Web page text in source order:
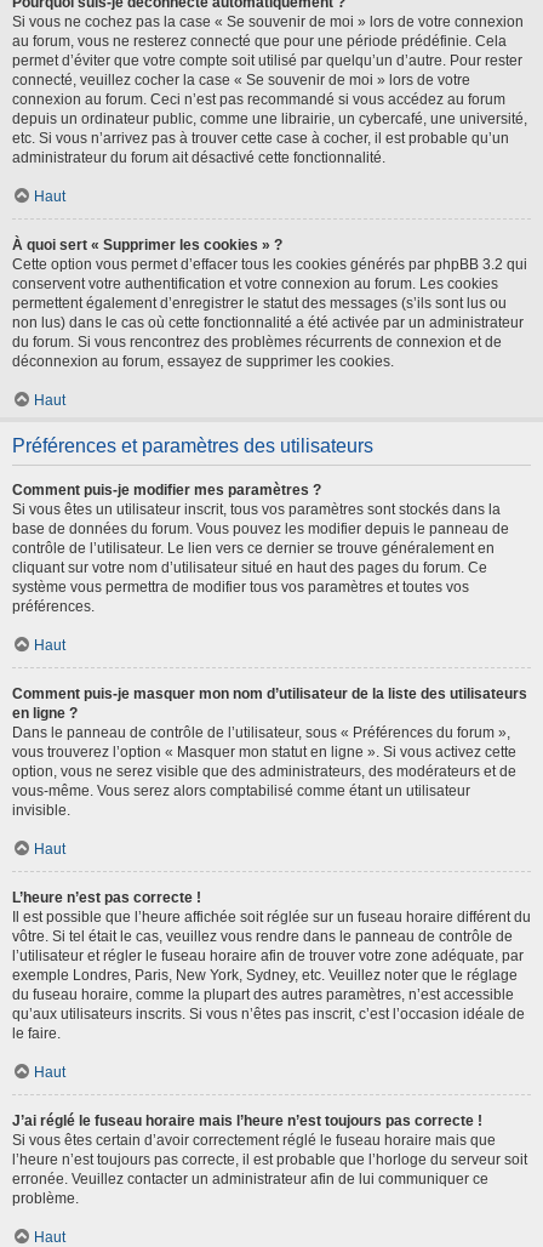
Si vous ne cochez pas la case « Se souvenir de moi » lors de votre connexion
au forum, vous ne resterez connecté que pour une période prédéfinie. Cela
permet d’éviter que votre compte soit utilisé par quelqu’un d’autre. Pour rester
connecté, veuillez cocher la case « Se souvenir de moi » lors de votre
connexion au forum. Ceci n’est pas recommandé si vous accédez au forum
depuis un ordinateur public, comme une librairie, un cybercafé, une université,
etc. Si vous n’arrivez pas à trouver cette case à cocher, il est probable qu’un
administrateur du forum ait désactivé cette fonctionnalité.
Haut
À quoi sert « Supprimer les cookies » ?
Cette option vous permet d’effacer tous les cookies générés par phpBB 3.2 qui
conservent votre authentification et votre connexion au forum. Les cookies
permettent également d’enregistrer le statut des messages (s’ils sont lus ou
non lus) dans le cas où cette fonctionnalité a été activée par un administrateur
du forum. Si vous rencontrez des problèmes récurrents de connexion et de
déconnexion au forum, essayez de supprimer les cookies.
Haut
Préférences et paramètres des utilisateurs
Comment puis-je modifier mes paramètres ?
Si vous êtes un utilisateur inscrit, tous vos paramètres sont stockés dans la
base de données du forum. Vous pouvez les modifier depuis le panneau de
contrôle de l’utilisateur. Le lien vers ce dernier se trouve généralement en
cliquant sur votre nom d’utilisateur situé en haut des pages du forum. Ce
système vous permettra de modifier tous vos paramètres et toutes vos
préférences.
Haut
Comment puis-je masquer mon nom d’utilisateur de la liste des utilisateurs
en ligne ?
Dans le panneau de contrôle de l’utilisateur, sous « Préférences du forum »,
vous trouverez l’option « Masquer mon statut en ligne ». Si vous activez cette
option, vous ne serez visible que des administrateurs, des modérateurs et de
vous-même. Vous serez alors comptabilisé comme étant un utilisateur
invisible.
Haut
L’heure n’est pas correcte !
Il est possible que l’heure affichée soit réglée sur un fuseau horaire différent du
vôtre. Si tel était le cas, veuillez vous rendre dans le panneau de contrôle de
l’utilisateur et régler le fuseau horaire afin de trouver votre zone adéquate, par
exemple Londres, Paris, New York, Sydney, etc. Veuillez noter que le réglage
du fuseau horaire, comme la plupart des autres paramètres, n’est accessible
qu’aux utilisateurs inscrits. Si vous n’êtes pas inscrit, c’est l’occasion idéale de
le faire.
Haut
J’ai réglé le fuseau horaire mais l’heure n’est toujours pas correcte !
Si vous êtes certain d’avoir correctement réglé le fuseau horaire mais que
l’heure n’est toujours pas correcte, il est probable que l’horloge du serveur soit
erronée. Veuillez contacter un administrateur afin de lui communiquer ce
problème.
Haut